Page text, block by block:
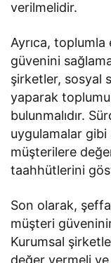
verilmelidir.
Ayrıca,
güvenini
şirketler, sosyal
yaparak
bulunmalıdır.
uygulamalar
müşterilere
taahhütlerini
Son olarak,
müşteri
Kurumsal
değer vermeli ve